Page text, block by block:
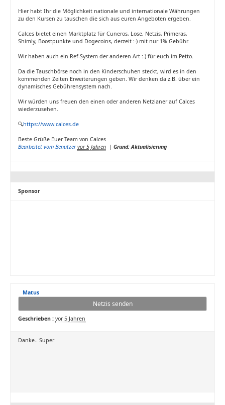
Hier habt Ihr die Möglichkeit nationale und internationale Währungen
zu den Kursen zu tauschen die sich aus euren Angeboten ergeben.
Calces bietet einen Marktplatz für Cuneros, Lose, Netzis, Primeras,
Shimly, Boostpunkte und Dogecoins, derzeit :-) mit nur 1% Gebühr.
Wir haben auch ein Ref-System der anderen Art :-) für euch im Petto.
Da die Tauschbörse noch in den Kinderschuhen steckt, wird es in den
kommenden Zeiten Erweiterungen geben. Wir denken da z.B. über ein
dynamisches Gebührensystem nach.
Wir würden uns freuen den einen oder anderen Netzianer auf Calces
wiederzusehen.
🔍https://www.calces.de
Beste Grüße Euer Team von Calces
Bearbeitet vom Benutzer vor 5 Jahren | Grund: Aktualisierung
Sponsor
Matus
Netzis senden
Geschrieben : vor 5 Jahren
Danke.. Super.